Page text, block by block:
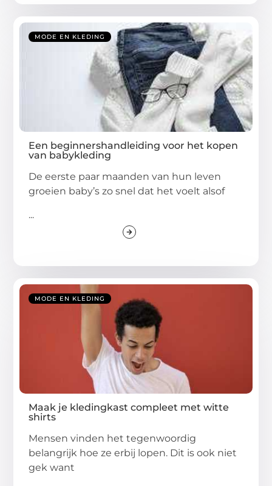
MODE EN KLEDING
Een beginnershandleiding voor het kopen
van babykleding
De eerste paar maanden van hun leven
groeien baby’s zo snel dat het voelt alsof
...
MODE EN KLEDING
Maak je kledingkast compleet met witte
shirts
Mensen vinden het tegenwoordig
belangrijk hoe ze erbij lopen. Dit is ook niet
gek want